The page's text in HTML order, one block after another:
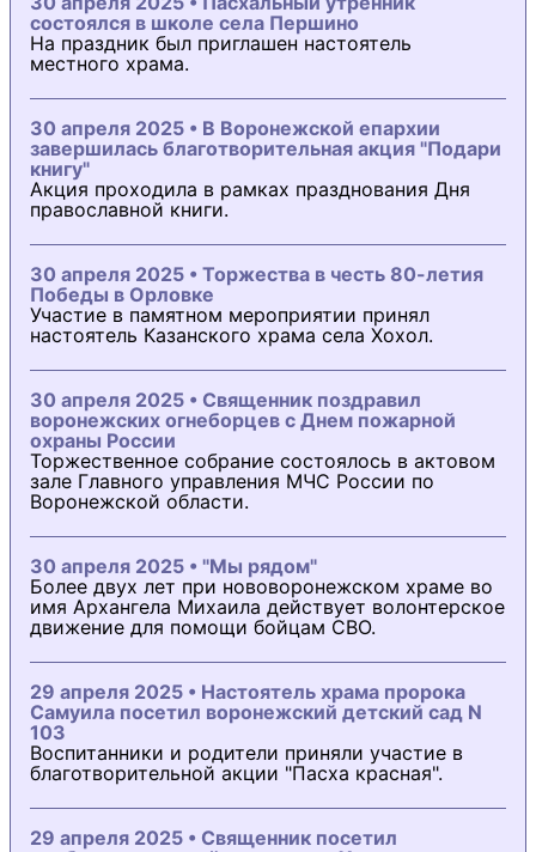
состоялся в школе села Першино
На праздник был приглашен настоятель
местного храма.
30 апреля 2025 • В Воронежской епархии
завершилась благотворительная акция "Подари
книгу"
Акция проходила в рамках празднования Дня
православной книги.
30 апреля 2025 • Торжества в честь 80-летия
Победы в Орловке
Участие в памятном мероприятии принял
настоятель Казанского храма села Хохол.
30 апреля 2025 • Священник поздравил
воронежских огнеборцев с Днем пожарной
охраны России
Торжественное собрание состоялось в актовом
зале Главного управления МЧС России по
Воронежской области.
30 апреля 2025 • "Мы рядом"
Более двух лет при нововоронежском храме во
имя Архангела Михаила действует волонтерское
движение для помощи бойцам СВО.
29 апреля 2025 • Настоятель храма пророка
Самуила посетил воронежский детский сад N
103
Воспитанники и родители приняли участие в
благотворительной акции "Пасха красная".
29 апреля 2025 • Священник посетил